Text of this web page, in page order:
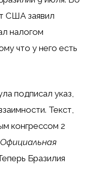
США заявил
налогом
что у него есть
подписал указ,
Текст,
конгрессом 2
Официальная
Бразилия